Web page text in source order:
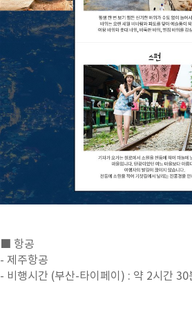
■ 항공
- 제주항공
- 비행시간 (부산-타이페이) : 약 2시간 30